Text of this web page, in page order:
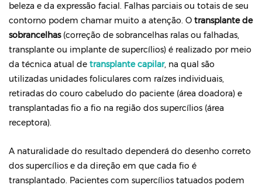
beleza e da expressão facial. Falhas parciais ou totais de seu
contorno podem chamar muito a atenção. O transplante de
sobrancelhas(correção de sobrancelhas ralas ou falhadas,
transplante ou implante de supercílios) é realizado por meio
da técnica atual de transplante capilar, na qual são
utilizadas unidades foliculares com raízes individuais,
retiradas do couro cabeludo do paciente (área doadora) e
transplantadas fio a fio na região dos supercílios (área
receptora).
A naturalidade do resultado dependerá do desenho correto
dos supercílios e da direção em que cada fio é
transplantado. Pacientes com supercílios tatuados podem